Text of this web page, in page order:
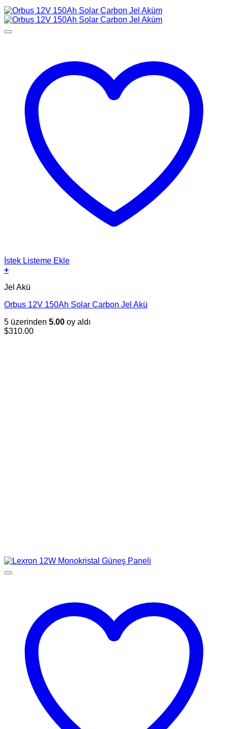
İstek Listeme Ekle
+
Jel Akü
Orbus 12V 150Ah Solar Carbon Jel Akü
5 üzerinden 5.00 oy aldı
$310.00